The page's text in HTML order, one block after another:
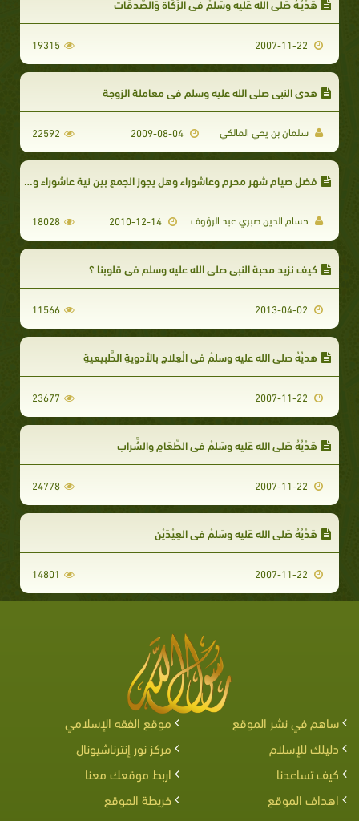
هَدْيُـهُ صَلى الله عَليه وسَلمْ في الزَّكَاةِ وَالصَّدقَاتِ
19315
هدي النبي صلى الله عليه وسلم في معاملة الزوجة
سلمان بن يحي المالكي 2009-08-04
22592
فضل صيام شهر محرم وعاشوراء وهل يجوز الجمع بين نية عاشوراء وصيام الخميس
حسام الدين صبري عبد الرؤوف 2010-12-14
18028
كيف نزيد محبة النبي صلى الله عليه وسلم في قلوبنا ؟
11566
هديُهُ صَلى الله عَليه وسَلمْ في الْعِلاجِ بالأدويةِ الطَّبِيعيةِ
23677
هَدْيُهُ صَلى الله عَليه وسَلمْ في الطَّعَامِ والشَّرابِ
24778
هَدْيُهُ صَلى الله عَليه وسَلمْ في العِيْدَيْنِ
14801
ساهم في نشر الموقع
موقع الفقه الإسلامي
دليلك للإسلام
مركز نور إنترناشيونال
كيف تساعدنا
اربط موقعك معنا
اهداف الموقع
خريطة الموقع